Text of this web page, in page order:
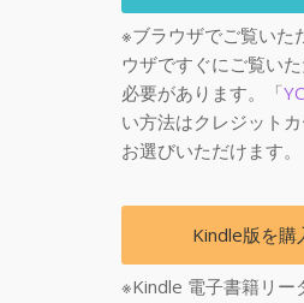
※ブラウザでご覧いた
ウザですぐにご覧い
必要があります。「
い方法はクレジット
お選びいただけます。
Kindle版を購
※Kindle 電子書籍リー